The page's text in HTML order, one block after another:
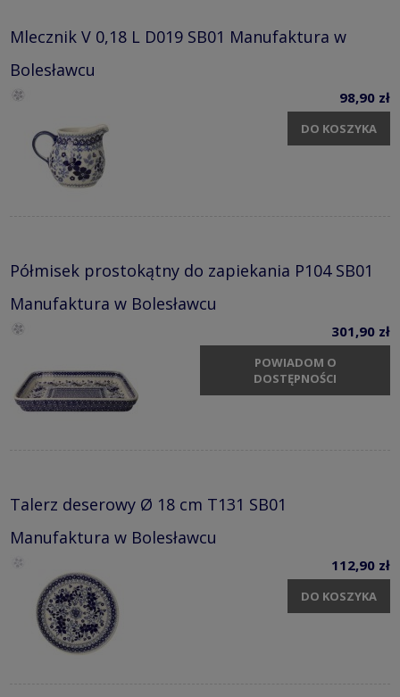
Mlecznik V 0,18 L D019 SB01 Manufaktura w
Bolesławcu
98,90 zł
DO KOSZYKA
Półmisek prostokątny do zapiekania P104 SB01
Manufaktura w Bolesławcu
301,90 zł
POWIADOM O
DOSTĘPNOŚCI
Talerz deserowy Ø 18 cm T131 SB01
Manufaktura w Bolesławcu
112,90 zł
DO KOSZYKA